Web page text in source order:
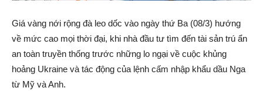
Giá vàng nới rộng đà leo dốc vào ngày thứ Ba (08/3) hướng
về mức cao mọi thời đại, khi nhà đầu tư tìm đến tài sản trú ẩn
an toàn truyền thống trước những lo ngại về cuộc khủng
hoảng Ukraine và tác động của lệnh cấm nhập khẩu dầu Nga
từ Mỹ và Anh.